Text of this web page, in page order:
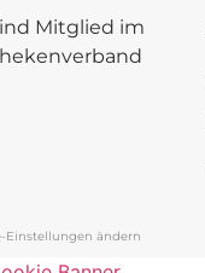
Mitglied im
Einstellungen ändern